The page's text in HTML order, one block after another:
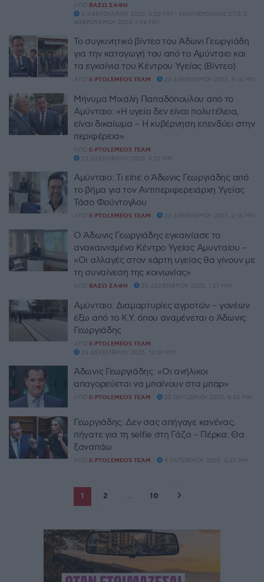
ΑΠΌ ΒΆΣΩ ΣΆΦΗ
2 ΦΕΒΡΟΥΑΡΊΟΥ 2026, 4:20 ΜΜ - ΕΝΗΜΕΡΏΘΗΚΕ ΣΤΙΣ 3
ΦΕΒΡΟΥΑΡΊΟΥ 2026, 1:54 ΜΜ
Το συγκινητικό βίντεο του Άδωνι Γεωργιάδη
για την καταγωγή του από το Αμύνταιο και
τα εγκαίνια του Κέντρου Υγείας (Βίντεο)
ΑΠΌ E-PTOLEMEOS TEAM 23 ΔΕΚΕΜΒΡΊΟΥ 2025, 6:14 ΜΜ
Μήνυμα Μιχάλη Παπαδόπουλου από το
Αμύνταιο: «Η υγεία δεν είναι πολυτέλεια,
είναι δικαίωμα – Η κυβέρνηση επενδύει στην
περιφέρεια»
ΑΠΌ E-PTOLEMEOS TEAM
23 ΔΕΚΕΜΒΡΊΟΥ 2025, 5:27 ΜΜ
Αμύνταιο: Τι είπε ο Άδωνις Γεωργιάδης από
το βήμα για τον Αντιπεριφερειάρχη Υγείας
Τάσο Φούντογλου
ΑΠΌ E-PTOLEMEOS TEAM 23 ΔΕΚΕΜΒΡΊΟΥ 2025, 2:16 ΜΜ
Ο Άδωνις Γεωργιάδης εγκαινίασε το
ανακαινισμένο Κέντρο Υγείας Αμυνταίου –
«Οι αλλαγές στον χάρτη υγείας θα γίνουν με
τη συναίνεση της κοινωνίας»
ΑΠΌ ΒΆΣΩ ΣΆΦΗ 23 ΔΕΚΕΜΒΡΊΟΥ 2025, 1:27 ΜΜ
Αμύνταιο: Διαμαρτυρίες αγροτών – γονέων
έξω από το Κ.Υ. όπου αναμένεται ο Άδωνις
Γεωργιάδης
ΑΠΌ E-PTOLEMEOS TEAM
23 ΔΕΚΕΜΒΡΊΟΥ 2025, 12:09 ΜΜ
Άδωνις Γεωργιάδης: «Οι ανήλικοι
απαγορεύεται να μπαίνουν στα μπαρ»
ΑΠΌ E-PTOLEMEOS TEAM 25 ΟΚΤΩΒΡΊΟΥ 2025, 8:34 ΜΜ
Γεωργιάδης: Δεν σας απήγαγε κανένας,
πήγατε για τη selfie στη Γάζα – Πέρκα: Θα
ξαναπάω
ΑΠΌ E-PTOLEMEOS TEAM 9 ΟΚΤΩΒΡΊΟΥ 2025, 4:22 ΜΜ
1 2 … 10